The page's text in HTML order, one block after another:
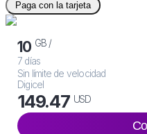
Paga con la tarjeta
10 GB /
7 días
Sin límite de velocidad
Digicel
149.47 USD